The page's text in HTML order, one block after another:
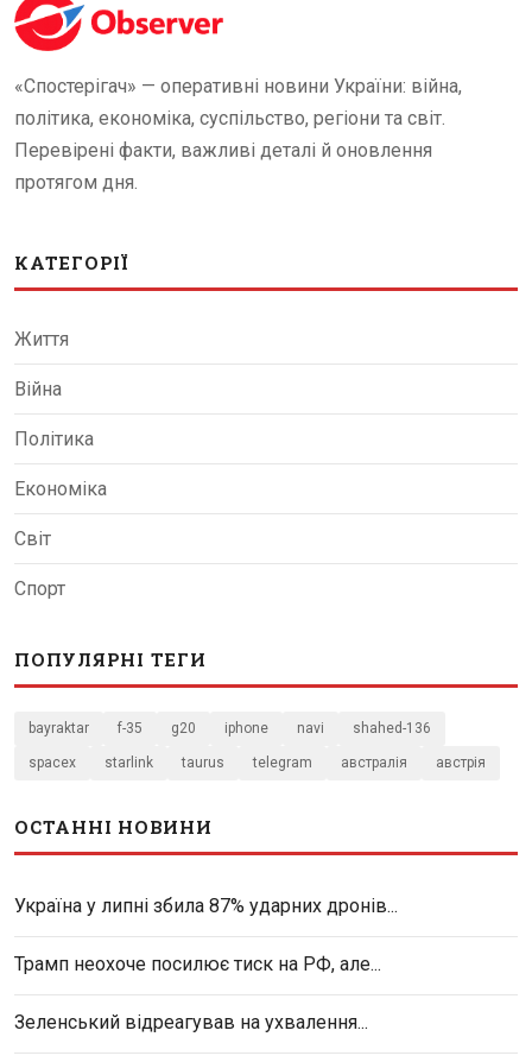
«Спостерігач» — оперативні новини України: війна,
політика, економіка, суспільство, регіони та світ.
Перевірені факти, важливі деталі й оновлення
протягом дня.
КАТЕГОРІЇ
Життя
Війна
Політика
Економіка
Світ
Спорт
ПОПУЛЯРНІ ТЕГИ
bayraktar f-35 g20 iphone navi shahed-136
spacex starlink taurus telegram австралія австрія
ОСТАННІ НОВИНИ
Україна у липні збила 87% ударних дронів...
Трамп неохоче посилює тиск на РФ, але...
Зеленський відреагував на ухвалення...